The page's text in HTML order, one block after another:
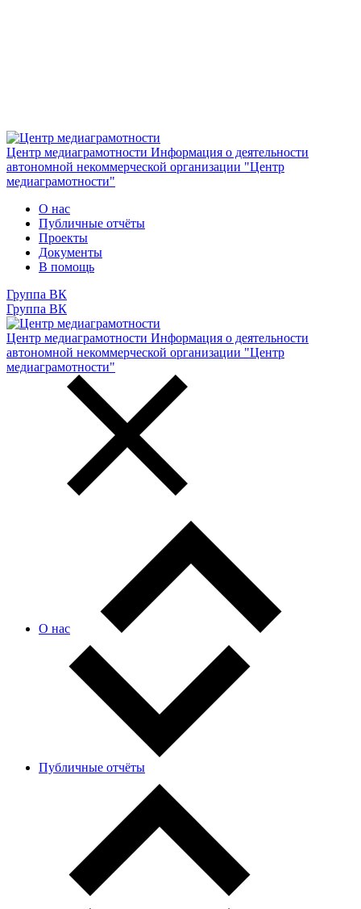
Центр медиаграмотности Информация о деятельности
автономной некоммерческой организации "Центр
медиаграмотности"
О нас
Публичные отчёты
Проекты
Документы
В помощь
Группа ВК
Группа ВК
Центр медиаграмотности Информация о деятельности
автономной некоммерческой организации "Центр
медиаграмотности"
О нас
Публичные отчёты